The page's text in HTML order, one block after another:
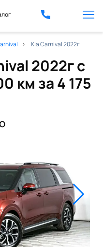
Kia Carnival 2022г
2022г с
км за 4 175